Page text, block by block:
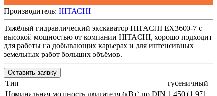
Производитель: HITACHI
Тяжёлый гидравлический экскаватор HITACHI EX3600-7 с
высокой мощностью от компании HITACHI, хорошо подходит
для работы на добывающих карьерах и для интенсивных
земельных работ больших объёмов.
Оставить заявку
Тип
гусеничный
Номинальная мощность двигателя (кВт) по DIN 1 450 (1 971